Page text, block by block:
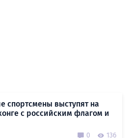
спортсмены выступят на
с российским флагом и
0 136